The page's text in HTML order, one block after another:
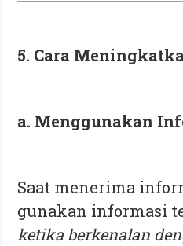
5. Cara
a. Menggunakan
Saat menerima
gunakan informasi
ketika berkenalan